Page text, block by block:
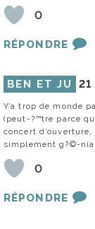
0
RÉPONDRE
BEN ET JU
Y’a trop de monde
(peut-?™tre parce
concert
simplement g?©-
0
RÉPONDRE